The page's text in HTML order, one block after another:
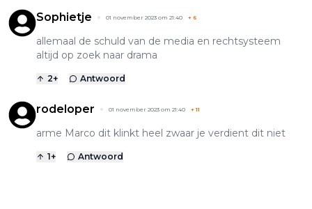
Sophietje 01 november 2023 om 21:40 + 6
allemaal de schuld van de media en rechtsysteem
altijd op zoek naar drama
2+ Antwoord
rodeloper 01 november 2023 om 21:40 +11
arme Marco dit klinkt heel zwaar je verdient dit niet
1+ Antwoord